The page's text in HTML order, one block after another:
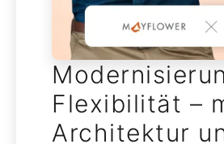
Flexibilität –
Architektur